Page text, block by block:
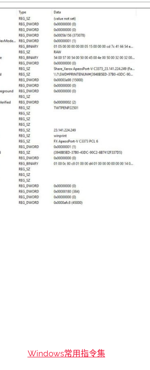
Windows常用指令集